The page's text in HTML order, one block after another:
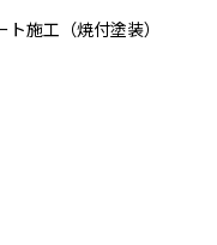
施工（焼付塗装）